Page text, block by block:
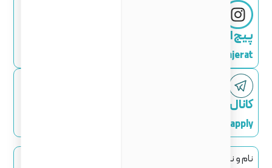
پیج اینستاگرام
zangeneh_mohajerat
کانال تلگرام
ZTC_apply
نام و نام خانوادگی